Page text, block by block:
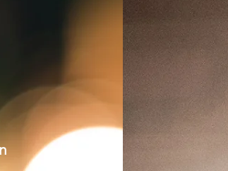
zur Gruppenliste zurückkehren und es erneut
Zur Gruppenliste